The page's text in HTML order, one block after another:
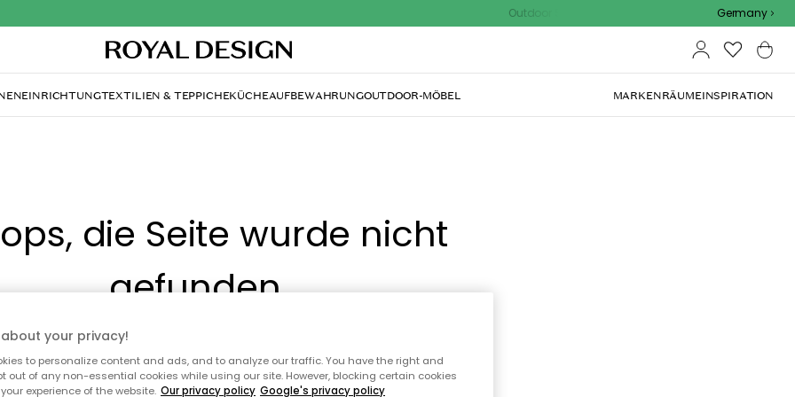
Outdoor Sale - 15% EXTRA rabatt mit code Germany
TEXTILIEN & TEPPICHEKÜCHEAUFBEWAHRUNGOUTDOOR-MÖBEL MARKENRÄUMEINSPIRATION
die Seite wurde nicht
gefunden.
Du kannst auf unserer
your privacy!
to personalize content and ads, and to analyze our traffic. You have the right and
out of any non-essential cookies while using our site. However, blocking certain cookies
experience of the website. Our privacy policy Google's privacy policy